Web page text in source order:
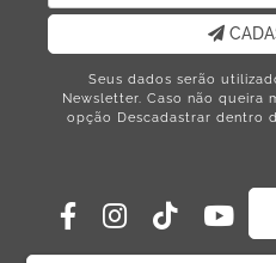
Seus dados serão
Newsletter. Caso não queira
opção Descadastrar dentro